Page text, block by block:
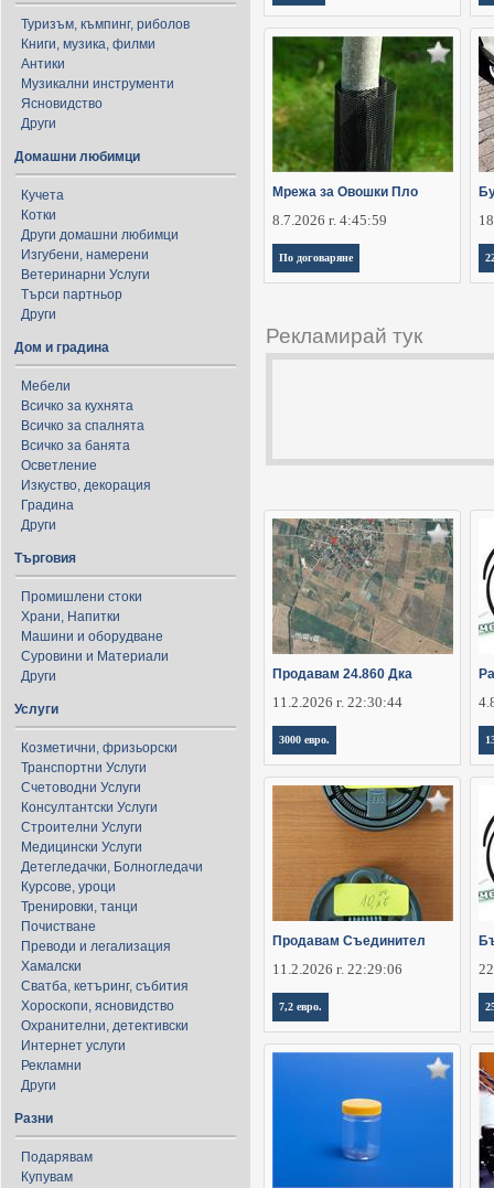
Туризъм, къмпинг, риболов
Книги, музика, филми
Антики
Музикални инструменти
Ясновидство
Други
Домашни любимци
Кучета
Котки
Други домашни любимци
Изгубени, намерени
Ветеринарни Услуги
Търси партньор
Други
Дом и градина
Мебели
Всичко за кухнята
Всичко за спалнята
Всичко за банята
Осветление
Изкуство, декорация
Градина
Други
Търговия
Промишлени стоки
Храни, Напитки
Машини и оборудване
Суровини и Материали
Други
Услуги
Козметични, фризьорски
Транспортни Услуги
Счетоводни Услуги
Консултантски Услуги
Строителни Услуги
Медицински Услуги
Детегледачки, Болногледачи
Курсове, уроци
Тренировки, танци
Почистване
Преводи и легализация
Хамалски
Сватба, кетъринг, събития
Хороскопи, ясновидство
Охранителни, детективски
Интернет услуги
Рекламни
Други
Разни
Подарявам
Купувам
Мрежа за Овошки Пло
8.7.2026 г. 4:45:59
По договаряне
Рекламирай тук
Продавам 24.860 Дка
11.2.2026 г. 22:30:44
3000 евро.
Продавам Съединител
11.2.2026 г. 22:29:06
7,2 евро.